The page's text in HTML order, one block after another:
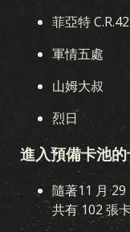
菲亞特 C.R.42
軍情五處
山姆大叔
烈日
進入預備卡池
隨著11 月
共有 102 張